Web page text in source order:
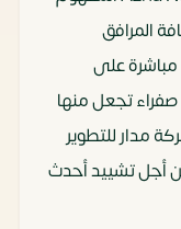
المرافق
مباشرة على
تجعل منها
مدار للتطوير
أجل تشييد أحدث